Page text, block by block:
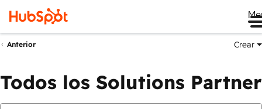
Anterior Crear
Todos los Solutions Partner